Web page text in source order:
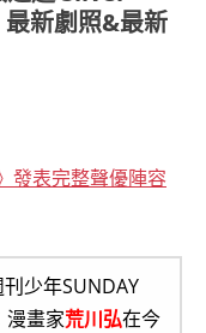
新劇照&最新
發表完整聲優陣容
少年SUNDAY
畫家荒川弘在今